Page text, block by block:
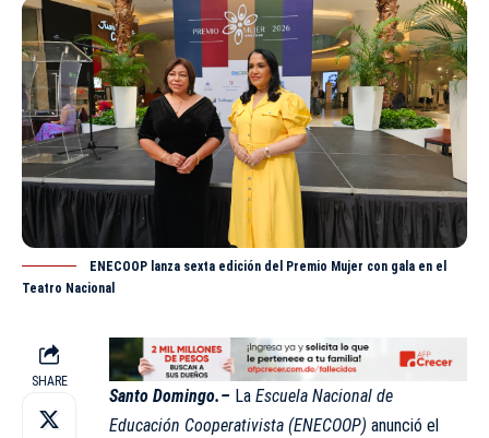
ENECOOP lanza sexta edición del Premio Mujer con gala en el
Teatro Nacional
SHARE
Santo Domingo.– La Escuela Nacional de
Educación Cooperativista (ENECOOP) anunció el